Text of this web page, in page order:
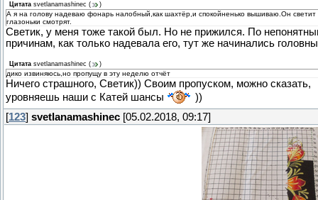
Цитата svetlanamashinec ( )
А я на голову надеваю фонарь налобный,как шахтёр,и спокойненько вышиваю.Он светит
глазоньки смотрят.
Светик, у меня тоже такой был. Но не прижился. По
причинам, как только надевала его, тут же начинались
Цитата svetlanamashinec ( )
дико извиняюсь,но пропущу в эту неделю отчёт
Ничего страшного, Светик)) Своим пропуском, можно сказать,
уровняешь наши с Катей шансы
))
[123] svetlanamashinec [05.02.2018, 09:17]